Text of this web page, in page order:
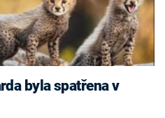
byla spatřena v